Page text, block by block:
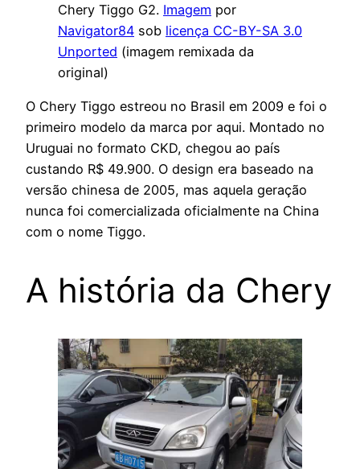
Chery Tiggo G2. Imagem por
Navigator84 sob licença CC-BY-SA 3.0
Unported (imagem remixada da
original)
O Chery Tiggo estreou no Brasil em 2009 e foi o
primeiro modelo da marca por aqui. Montado no
Uruguai no formato CKD, chegou ao país
custando R$ 49.900. O design era baseado na
versão chinesa de 2005, mas aquela geração
nunca foi comercializada oficialmente na China
com o nome Tiggo.
A história da Chery